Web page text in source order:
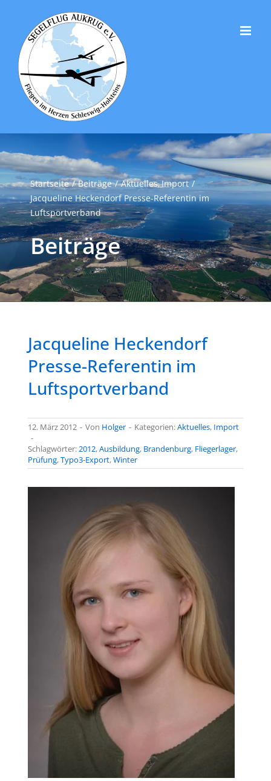
springen
Startseite Beiträge Aktuelles Import
Jacqueline Heckendorf Presse-Referentin im
Luftsportverband
Beiträge
Jacqueline Heckendorf
Presse-Referentin im
Luftsportverband
12. März 2012 - Von Holger - Kategorien:Aktuelles, Import
-
Schlagwörter:2012,Ausbildung, Brandenburg, Fliegerlager,
Prüfung,Typo3-Export,Winter